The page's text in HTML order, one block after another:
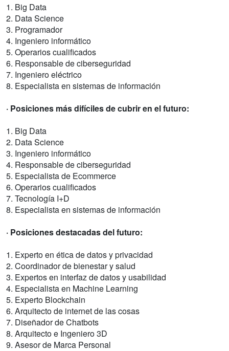
1. Big Data
2. Data Science
3. Programador
4. Ingeniero informático
5. Operarios cualificados
6. Responsable de ciberseguridad
7. Ingeniero eléctrico
8. Especialista en sistemas de información
· Posiciones más difíciles de cubrir en el futuro:
1. Big Data
2. Data Science
3. Ingeniero informático
4. Responsable de ciberseguridad
5. Especialista de Ecommerce
6. Operarios cualificados
7. Tecnología I+D
8. Especialista en sistemas de información
· Posiciones destacadas del futuro:
1. Experto en ética de datos y privacidad
2. Coordinador de bienestar y salud
3. Expertos en interfaz de datos y usabilidad
4. Especialista en Machine Learning
5. Experto Blockchain
6. Arquitecto de internet de las cosas
7. Diseñador de Chatbots
8. Arquitecto e Ingeniero 3D
9. Asesor de Marca Personal